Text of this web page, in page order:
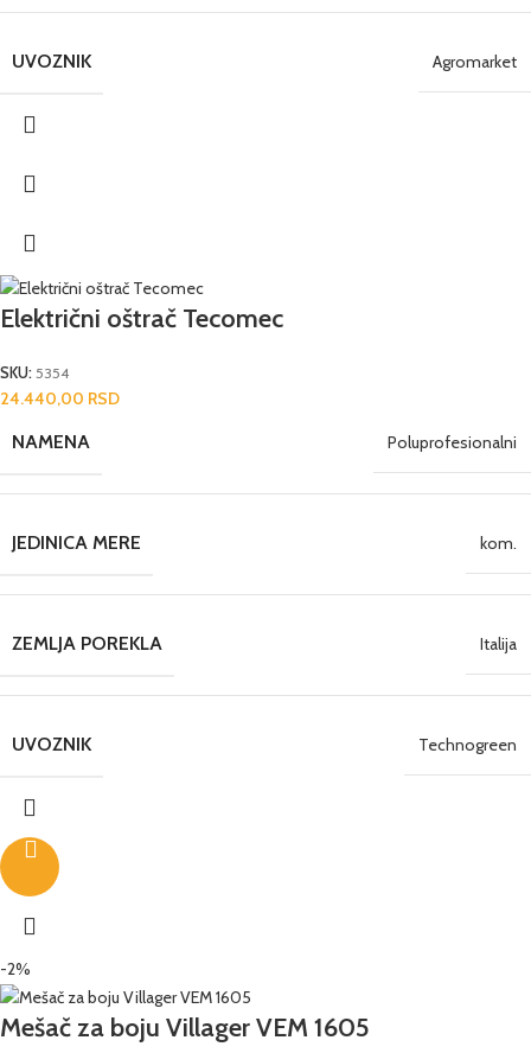
UVOZNIK Agromarket
Električni oštrač Tecomec
SKU: 5354
24.440,00 RSD
NAMENA Poluprofesionalni
JEDINICA MERE kom.
ZEMLJA POREKLA Italija
UVOZNIK Technogreen
-2%
Mešač za boju Villager VEM 1605